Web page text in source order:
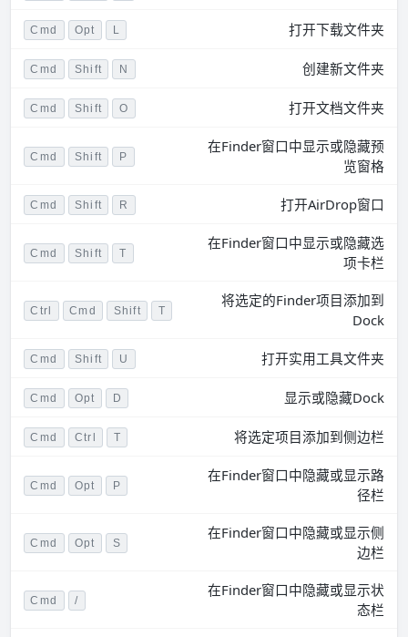
Cmd Opt L 打开下载文件夹
Cmd Shift N 创建新文件夹
Cmd Shift O 打开文档文件夹
Cmd Shift P
在Finder窗口中显示或隐藏预
览窗格
Cmd Shift R 打开AirDrop窗口
Cmd Shift T
在Finder窗口中显示或隐藏选
项卡栏
Ctrl Cmd Shift T
将选定的Finder项目添加到
Dock
Cmd Shift U 打开实用工具文件夹
Cmd Opt D 显示或隐藏Dock
Cmd Ctrl T 将选定项目添加到侧边栏
Cmd Opt P
在Finder窗口中隐藏或显示路
径栏
Cmd Opt S
在Finder窗口中隐藏或显示侧
边栏
Cmd /
在Finder窗口中隐藏或显示状
态栏